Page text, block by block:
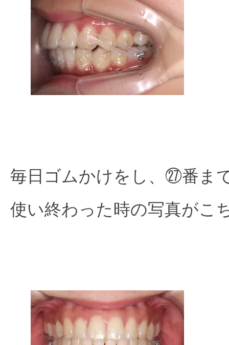
毎日ゴムかけをし、㉗番ま
使い終わった時の写真がこ